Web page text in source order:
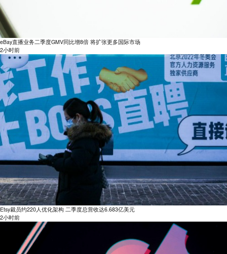
eBay直播业务二季度GMV同比增8倍 将扩张更多国际市场
2小时前
Etsy裁员约220人优化架构 二季度总营收达6.683亿美元
2小时前